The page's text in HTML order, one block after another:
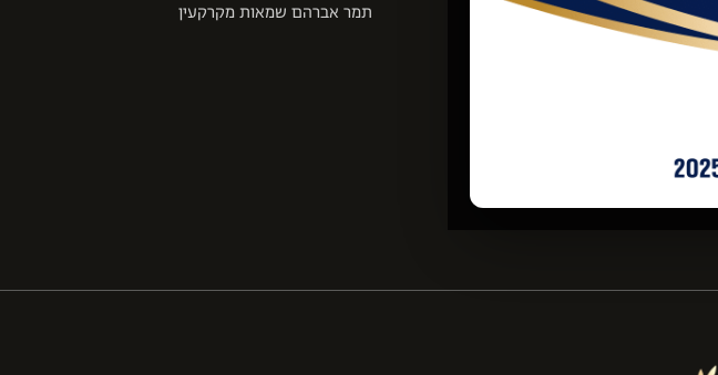
תמר אברהם שמאות מקרקעין